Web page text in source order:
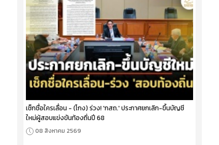
เช็กชื่อใครเลื่อน - (โกง) ร่วง! 'กสถ.' ประกาศยกเลิก-ขึ้นบัญชี
ใหม่ผู้สอบแข่งขันท้องถิ่นปี 68
08 สิงหาคม 2569